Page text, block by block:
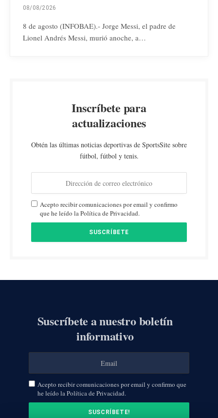
08/08/2026
8 de agosto (INFOBAE).- Jorge Messi, el padre de
Lionel Andrés Messi, murió anoche, a…
Inscríbete para
actualizaciones
Obtén las últimas noticias deportivas de SportsSite sobre
fútbol, fútbol y tenis.
Acepto recibir comunicaciones por email y confirmo
que he leído la Política de Privacidad.
Suscríbete a nuestro boletín
informativo
Acepto recibir comunicaciones por email y confirmo que
he leído la Política de Privacidad.